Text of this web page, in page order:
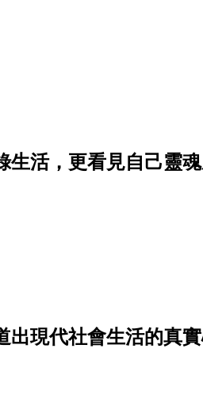
生活，更看見自己靈
現代社會生活的真實